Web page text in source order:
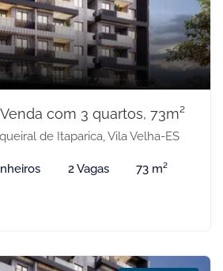
com 3 quartos, 73m²
de Itaparica, Vila Velha-ES
2 Vagas 73 m²